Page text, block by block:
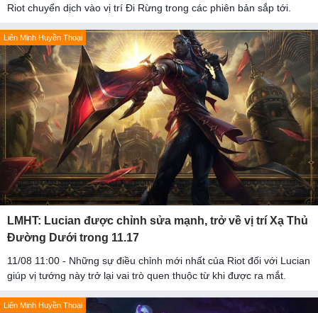
Riot chuyển dịch vào vị trí Đi Rừng trong các phiên bản sắp tới.
Liên Minh Huyền Thoại
LMHT: Lucian được chỉnh sửa mạnh, trở về vị trí Xạ Thủ
Đường Dưới trong 11.17
11/08 11:00 - Những sự điều chỉnh mới nhất của Riot đối với Lucian
giúp vị tướng này trở lại vai trò quen thuộc từ khi được ra mắt.
Liên Minh Huyền Thoại